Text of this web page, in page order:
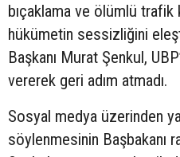
bıçaklama ve ölümlü trafik
hükümetin sessizliğini
Başkanı Murat Şenkul,
vererek geri adım atmadı.
Sosyal medya üzerinden
söylenmesinin Başbakanı